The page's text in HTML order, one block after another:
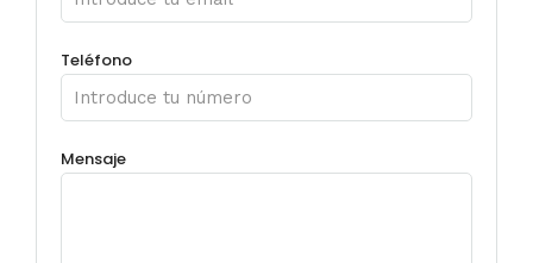
Teléfono
Mensaje